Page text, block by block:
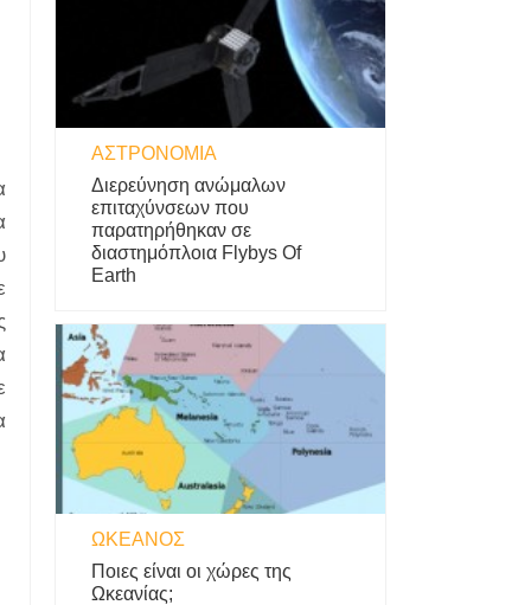
ΑΣΤΡΟΝΟΜΊΑ
Διερεύνηση ανώμαλων
επιταχύνσεων που
παρατηρήθηκαν σε
διαστημόπλοια Flybys Of
Earth
ΩΚΕΑΝΌΣ
Ποιες είναι οι χώρες της
Ωκεανίας;